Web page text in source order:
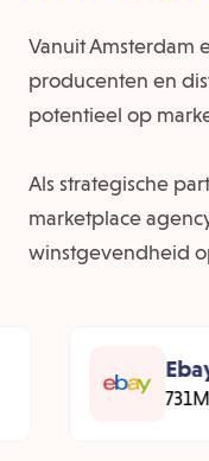
Vanuit Amsterdam
producenten en
potentieel op
Als strategische
marketplace
winstgevendheid